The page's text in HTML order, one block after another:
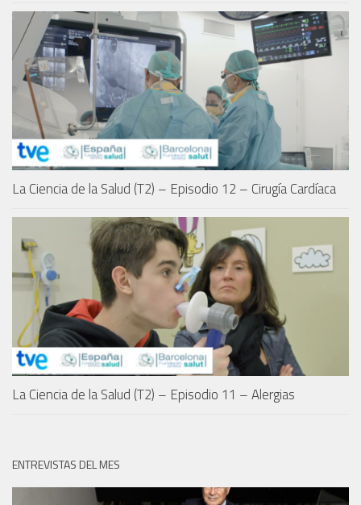
La Ciencia de la Salud (T2) – Episodio 12 – Cirugía Cardíaca
La Ciencia de la Salud (T2) – Episodio 11 – Alergias
ENTREVISTAS DEL MES